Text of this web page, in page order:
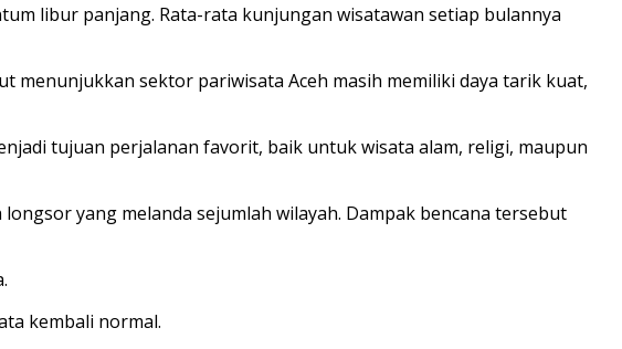
libur panjang. Rata-rata kunjungan wisatawan setiap bulannya
menunjukkan sektor pariwisata Aceh masih memiliki daya tarik kuat,
tujuan perjalanan favorit, baik untuk wisata alam, religi, maupun
yang melanda sejumlah wilayah. Dampak bencana tersebut
kembali normal.